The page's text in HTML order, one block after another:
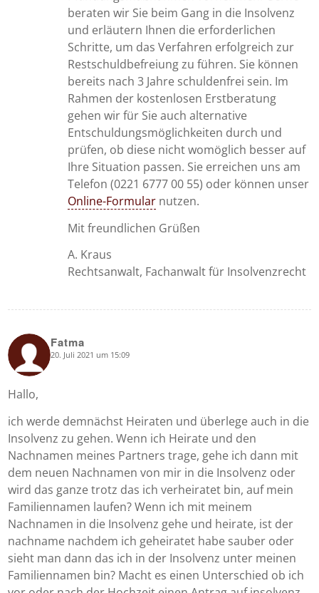
beraten wir Sie beim Gang in die Insolvenz
und erläutern Ihnen die erforderlichen
Schritte, um das Verfahren erfolgreich zur
Restschuldbefreiung zu führen. Sie können
bereits nach 3 Jahre schuldenfrei sein. Im
Rahmen der kostenlosen Erstberatung
gehen wir für Sie auch alternative
Entschuldungsmöglichkeiten durch und
prüfen, ob diese nicht womöglich besser auf
Ihre Situation passen. Sie erreichen uns am
Telefon (0221 6777 00 55) oder können unser
Online-Formular nutzen.
Mit freundlichen Grüßen
A. Kraus
Rechtsanwalt, Fachanwalt für Insolvenzrecht
Fatma
says: 20. Juli 2021 um 15:09
Hallo,
ich werde demnächst Heiraten und überlege auch in die
Insolvenz zu gehen. Wenn ich Heirate und den
Nachnamen meines Partners trage, gehe ich dann mit
dem neuen Nachnamen von mir in die Insolvenz oder
wird das ganze trotz das ich verheiratet bin, auf mein
Familiennamen laufen? Wenn ich mit meinem
Nachnamen in die Insolvenz gehe und heirate, ist der
nachname nachdem ich geheiratet habe sauber oder
sieht man dann das ich in der Insolvenz unter meinen
Familiennamen bin? Macht es einen Unterschied ob ich